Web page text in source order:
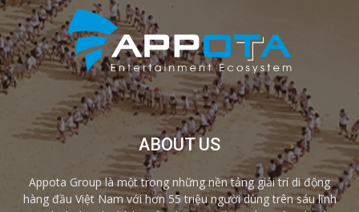
ABOUT US
Appota Group là một trong những nền tảng giải trí di động
hàng đầu Việt Nam với hơn 55 triệu người dùng trên sáu lĩnh